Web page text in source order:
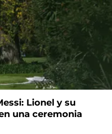
Lionel y su
una ceremonia